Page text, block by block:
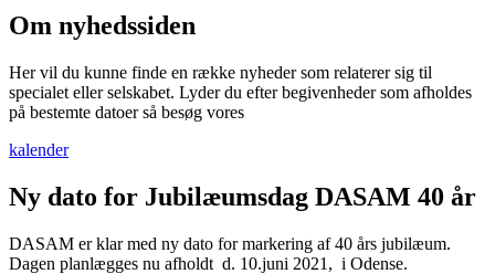
Om nyhedssiden
Her vil du kunne finde en række nyheder som relaterer sig til
specialet eller selskabet. Lyder du efter begivenheder som afholdes
på bestemte datoer så besøg vores
kalender
Ny dato for Jubilæumsdag DASAM 40 år
DASAM er klar med ny dato for markering af 40 års jubilæum.
Dagen planlægges nu afholdt d. 10.juni 2021, i Odense.